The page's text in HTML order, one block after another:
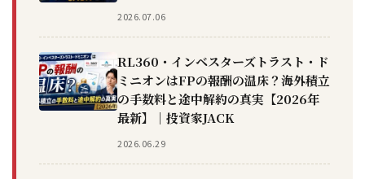
2026.07.06
RL360・インベスターズトラスト・ド
ミニオンはFPの報酬の温床？海外積立
の手数料と途中解約の真実【2026年
最新】｜投資家JACK
2026.06.29